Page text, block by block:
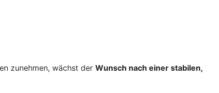
zunehmen, wächst der Wunsch nach einer stabilen,